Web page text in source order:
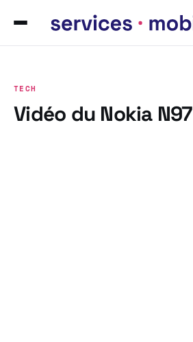
TECH
Vidéo du Nokia N97